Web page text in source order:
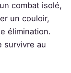
combat isolé,
un couloir,
élimination.
survivre au